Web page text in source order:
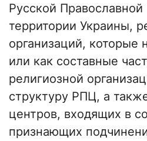
Русской
территории Украины,
организаций, которые
или как составные
религиозной
структуру РПЦ, а
центров, входящих в
признающих